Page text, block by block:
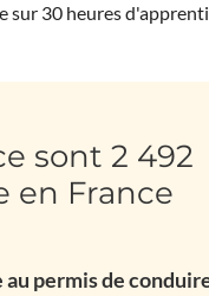
sur 30 heures
sont 2 492
en France
permis de